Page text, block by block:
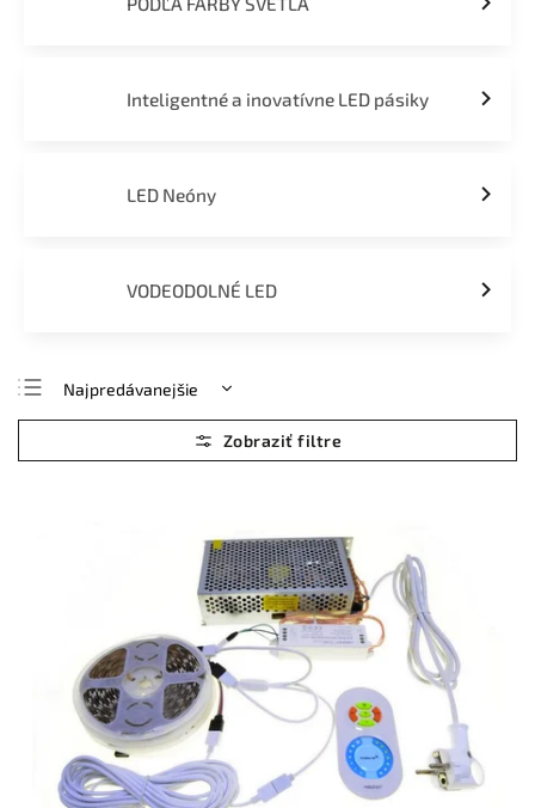
Inteligentné a inovatívne LED pásiky
LED Neóny
VODEODOLNÉ LED
Najpredávanejšie
Najlacnejšie
Najdrahšie